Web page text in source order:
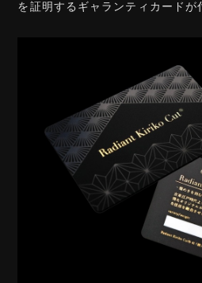
を証明するギャランティカードが